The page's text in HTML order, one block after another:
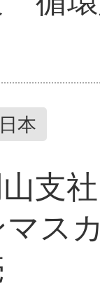
本
山支
ス